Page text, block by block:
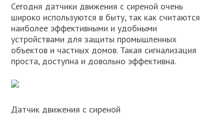
Сегодня датчики движения с сиреной очень
широко используются в быту, так как считаются
наиболее эффективными и удобными
устройствами для защиты промышленных
объектов и частных домов. Такая сигнализация
проста, доступна и довольно эффективна.
Датчик движения с сиреной